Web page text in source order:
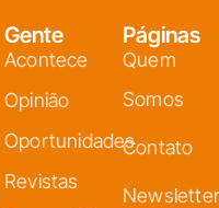
Gente
Acontece
Opinião
Oportunidades
Revistas
Páginas
Quem
Somos
Contato
Newsletter